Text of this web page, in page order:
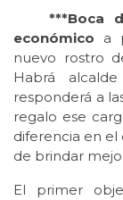
***Boca
económico a
nuevo rostro
Habrá
responderá a
regalo ese
diferencia en
de brindar
El primer